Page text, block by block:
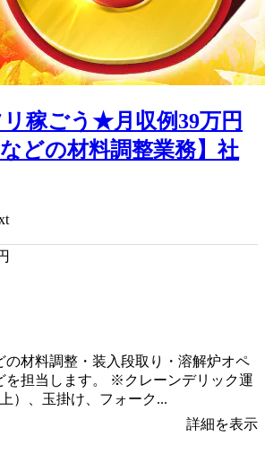
稼ごう★月収例39万円
などの材料調整業務】社
の材料調整・装入段取り・溶解炉オペ
を担当します。 ※クレーンデリック運
）、玉掛け、フォーク...
詳細を表示